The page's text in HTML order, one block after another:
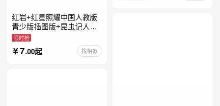
红岩+红星照耀中国人教版
青少版插图版+昆虫记人教
版正版原著完整版红星为什
么照耀中国八年级上册的课
外书初二课外阅读书籍人教
限时抢
7.00起 找相似